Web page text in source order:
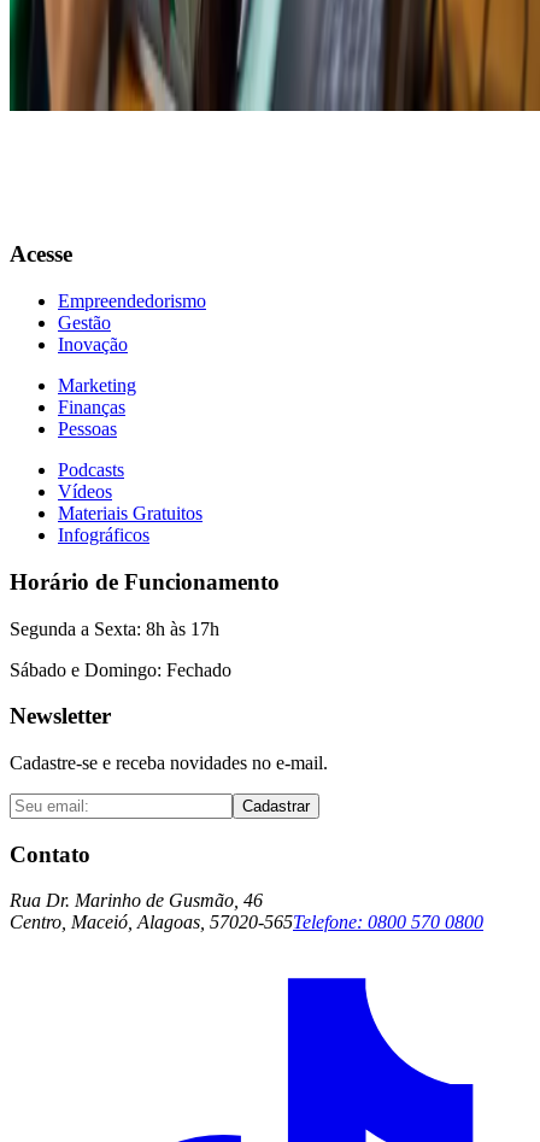
consumidores.
Quer entender melhor como encaixar o seu negócio nesse novo
paradigma?
Entre em contato conosco
Acesse
Empreendedorismo
Gestão
Inovação
Marketing
Finanças
Pessoas
Podcasts
Vídeos
Materiais Gratuitos
Infográficos
Horário de Funcionamento
Segunda a Sexta: 8h às 17h
Sábado e Domingo: Fechado
Newsletter
Cadastre-se e receba novidades no e-mail.
Cadastrar
Contato
Rua Dr. Marinho de Gusmão, 46
Centro, Maceió, Alagoas, 57020-565Telefone: 0800 570 0800